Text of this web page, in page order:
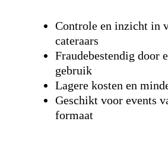
Hit enter to search or ESC
Controle en inzicht in
cateraars
Fraudebestendig door
gebruik
Lagere kosten en
Geschikt voor events
formaat